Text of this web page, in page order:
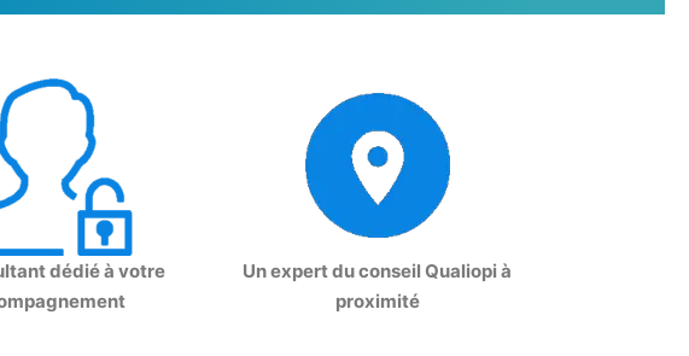
dédié à votre
Un expert du conseil Qualiopi à
proximité